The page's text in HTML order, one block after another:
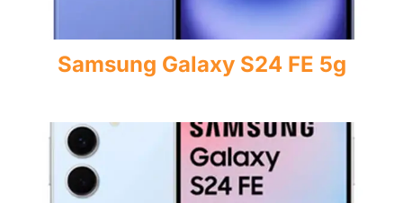
Samsung Galaxy S24 FE 5g